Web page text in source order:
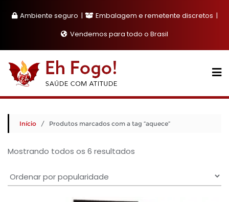
Ambiente seguro
Embalagem e remetente discretos
Vendemos para todo o Brasil
Início / Produtos marcados com a tag “aquece”
Mostrando todos os 6 resultados